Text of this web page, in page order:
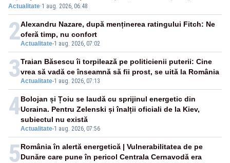
negativă
Actualitate·1 aug. 2026, 06:48
2Actualitate-1 aug. 2026, 07:02
Alexandru Nazare, după menținerea ratingului Fitch: Ne
oferă timp, nu confort
3Actualitate-1 aug. 2026, 07:13
Traian Băsescu îi torpilează pe politicienii puterii: Cine
vrea să vadă ce înseamnă să fii prost, se uită la România
4
Actualitate-1 aug. 2026, 07:56
Bolojan și Țoiu se laudă cu sprijinul energetic din
Ucraina. Pentru Zelenski și înalții oficiali de la Kiev,
subiectul nu există
5România în alertă energetică | Vulnerabilitatea de pe
Dunăre care pune în pericol Centrala Cernavodă era